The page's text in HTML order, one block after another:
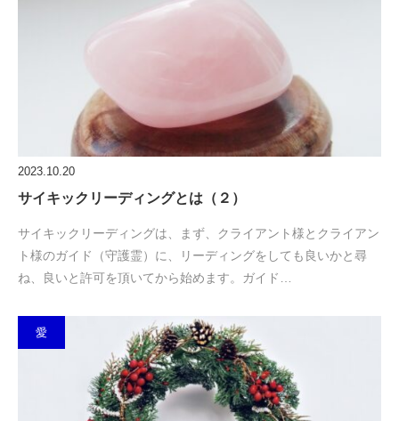
2023.10.20
サイキックリーディングとは（２）
サイキックリーディングは、まず、クライアント様とクライアン
ト様のガイド（守護霊）に、リーディングをしても良いかと尋
ね、良いと許可を頂いてから始めます。ガイド…
愛